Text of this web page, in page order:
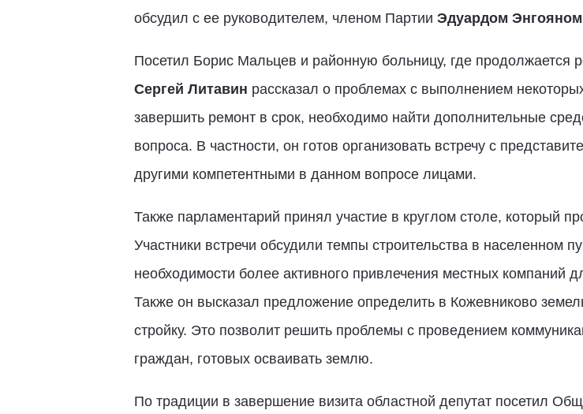
обсудил с ее руководителем, членом Партии Эдуардом Энгояном
Посетил Борис Мальцев и районную больницу, где продолжается
Сергей Литавин рассказал о проблемах с выполнением
завершить ремонт в срок, необходимо найти дополнительные
вопроса. В частности, он готов организовать встречу с
другими компетентными в данном вопросе лицами.
Также парламентарий принял участие в круглом столе, который
Участники встречи обсудили темпы строительства в населенном
необходимости более активного привлечения местных компаний
Также он высказал предложение определить в Кожевниково
стройку. Это позволит решить проблемы с проведением
граждан, готовых осваивать землю.
По традиции в завершение визита областной депутат посетил